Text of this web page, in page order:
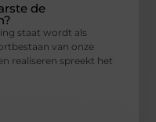
de
staat wordt als
van onze
realiseren spreekt het